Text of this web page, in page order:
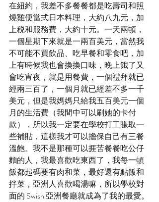
在紐約，我差不多餐餐都是吃壽司和照
燒雞便當式日本料理，大約八九元，加
上税和服務費，大約十元。一天兩頓，
一個星期下來就是一兩百美元，當然我
不可能不買飲品、吃早餐和零食吧，加
上有時候我也會換換口味，晚上餓了又
會吃宵夜，就是用餐費，一個禮拜就已
經兩三百了，一個月就已經差不多一千
美元，但是我媽媽只給我五百美元一個
月的生活費（我間中可以刷她的卡付
款），所以我一定要在學校打工賺取一
些補貼，這樣我才可以擔保自己有三餐
溫飽。我不是那種可以捱苦餐餐吃公仔
麵的人，我最喜歡吃東西了，我每一頓
飯都起碼要有肉和菜，最好還有點飯和
拌菜，亞洲人喜歡喝湯嘛，所以學校對
面的 Swish 亞洲餐廳就成為了我的最愛。